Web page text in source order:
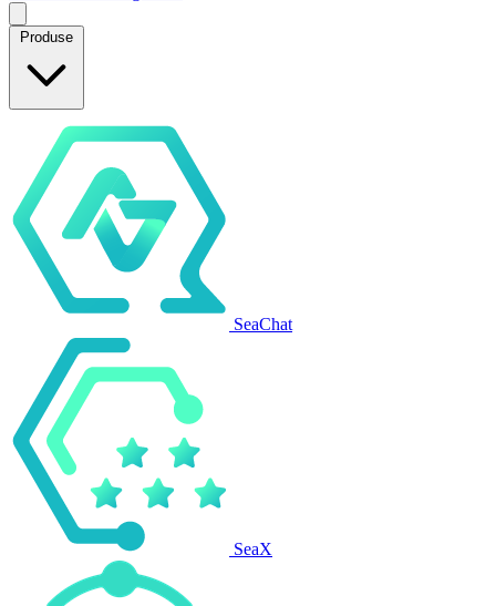
Produse
SeaChat
SeaX